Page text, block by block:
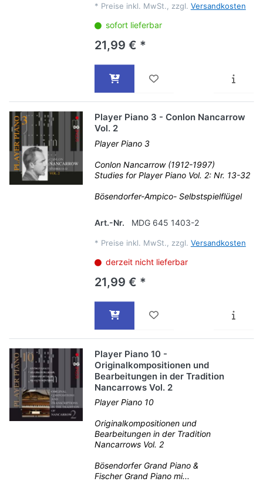
* Preise inkl. MwSt., zzgl. Versandkosten
sofort lieferbar
21,99 € *
Player Piano 3 - Conlon Nancarrow
Vol. 2
Player Piano 3
Conlon Nancarrow (1912-1997)
Studies for Player Piano Vol. 2: Nr. 13-32
Bösendorfer-Ampico- Selbstspielflügel
Art.-Nr. MDG 645 1403-2
* Preise inkl. MwSt., zzgl. Versandkosten
derzeit nicht lieferbar
21,99 € *
Player Piano 10 -
Originalkompositionen und
Bearbeitungen in der Tradition
Nancarrows Vol. 2
Player Piano 10
Originalkompositionen und
Bearbeitungen in der Tradition
Nancarrows Vol. 2
Bösendorfer Grand Piano &
Fischer Grand Piano mi...